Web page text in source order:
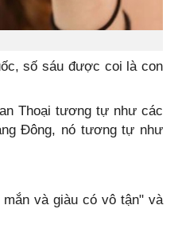
số sáu được coi là con
Thoại tương tự như các
Đông, nó tương tự như
và giàu có vô tận" và